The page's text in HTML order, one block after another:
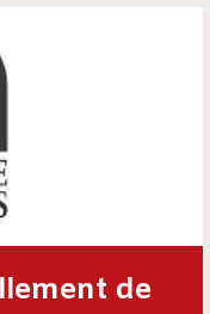
de